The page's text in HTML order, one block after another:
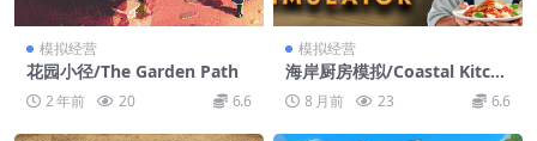
模拟经营
花园小径/The Garden Path
2 年前 20 6.6
模拟经营
海岸厨房模拟/Coastal Kitche
n Simulator
8 月前 23 6.6